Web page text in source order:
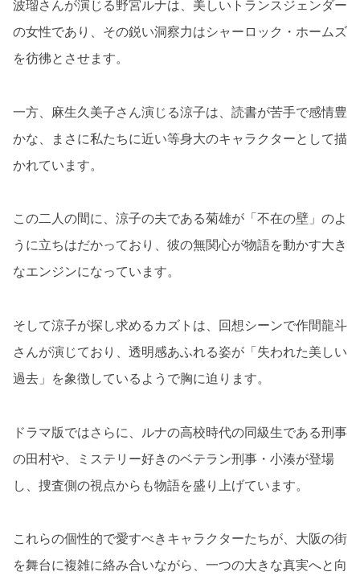
波瑠さんが演じる野宮ルナは、美しいトランスジェンダー
の女性であり、その鋭い洞察力はシャーロック・ホームズ
を彷彿とさせます。
一方、麻生久美子さん演じる涼子は、読書が苦手で感情豊
かな、まさに私たちに近い等身大のキャラクターとして描
かれています。
この二人の間に、涼子の夫である菊雄が「不在の壁」のよ
うに立ちはだかっており、彼の無関心が物語を動かす大き
なエンジンになっています。
そして涼子が探し求めるカズトは、回想シーンで作間龍斗
さんが演じており、透明感あふれる姿が「失われた美しい
過去」を象徴しているようで胸に迫ります。
ドラマ版ではさらに、ルナの高校時代の同級生である刑事
の田村や、ミステリー好きのベテラン刑事・小湊が登場
し、捜査側の視点からも物語を盛り上げています。
これらの個性的で愛すべきキャラクターたちが、大阪の街
を舞台に複雑に絡み合いながら、一つの大きな真実へと向